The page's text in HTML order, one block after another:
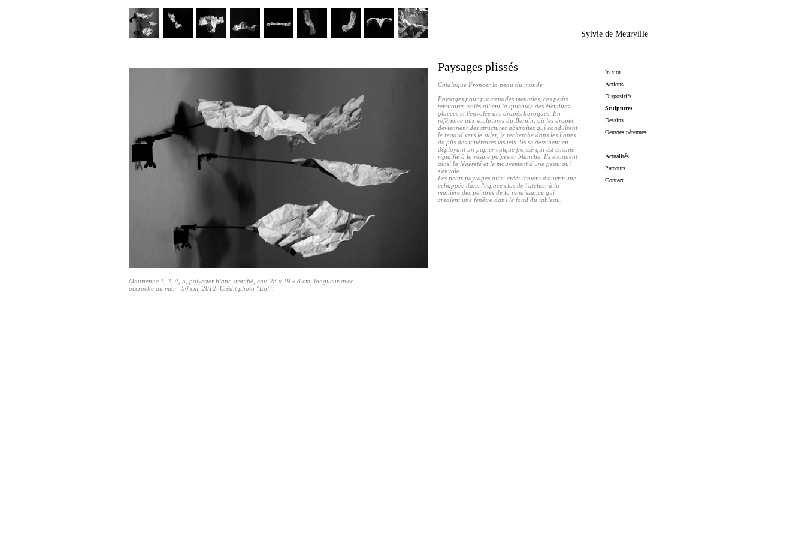
Maurienne 1, 3, 4, 5, polyester blanc stratifié, env. 28 x 19 x 8 cm, longueur avec
accroche au mur : 50 cm, 2012. Crédit photo "Eol".
Paysages plissés
Catalogue Froncer la peau du monde
Paysages pour promenades mentales, ces petits
territoires isolés allient la quiétude des étendues
glacées et l'envolée des drapés baroques. En
référence aux sculptures du Bernin, où les drapés
deviennent des structures abstraites qui conduisent
le regard vers le sujet, je recherche dans les lignes
de plis des itinéraires visuels. Ils se dessinent en
déployant un papier calque froissé qui est ensuite
rigidifié à la résine polyester blanche. Ils évoquent
ainsi la légèreté et le mouvement d'une peau qui
s'envole.
Les petits paysages ainsi créés tentent d'ouvrir une
échappée dans l'espace clos de l'atelier, à la
manière des peintres de la renaissance qui
créaient une fenêtre dans le fond du tableau.
Sylvie de Meurville
In situ
Actions
Dispositifs
Sculptures
Dessins
Oeuvres pérennes
Actualités
Parcours
Contact